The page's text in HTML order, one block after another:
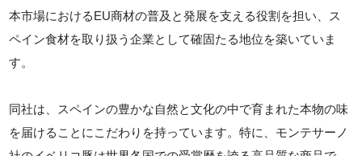
本市場におけるEU商材の普及と発展を支える役割を担い、ス
ペイン食材を取り扱う企業として確固たる地位を築いていま
す。
同社は、スペインの豊かな自然と文化の中で育まれた本物の味
を届けることにこだわりを持っています。特に、モンテサーノ